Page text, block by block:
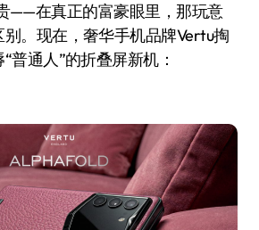
别。现在，奢华手机品牌Vertu掏
普通人”的折叠屏新机：